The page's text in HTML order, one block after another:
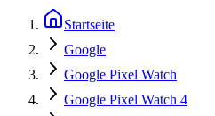
Startseite
Google
Google Pixel Watch
Google Pixel Watch 4